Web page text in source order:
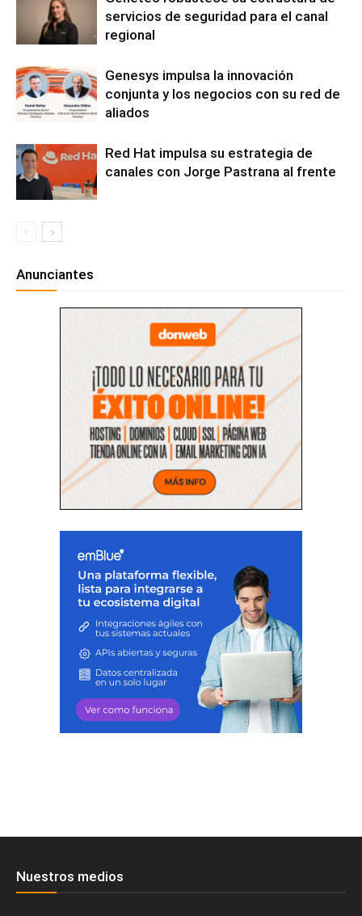
servicios de seguridad para el canal
regional
Genesys impulsa la innovación
conjunta y los negocios con su red de
aliados
Red Hat impulsa su estrategia de
canales con Jorge Pastrana al frente
Anunciantes
Nuestros medios